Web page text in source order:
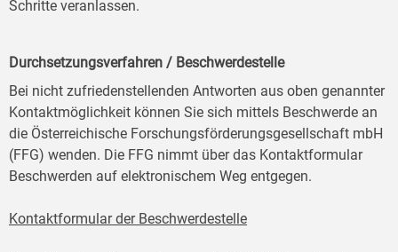
Schritte veranlassen.
Durchsetzungsverfahren / Beschwerdestelle
Bei nicht zufriedenstellenden Antworten aus oben genannter
Kontaktmöglichkeit können Sie sich mittels Beschwerde an
die Österreichische Forschungsförderungsgesellschaft mbH
(FFG) wenden. Die FFG nimmt über das Kontaktformular
Beschwerden auf elektronischem Weg entgegen.
Kontaktformular der Beschwerdestelle